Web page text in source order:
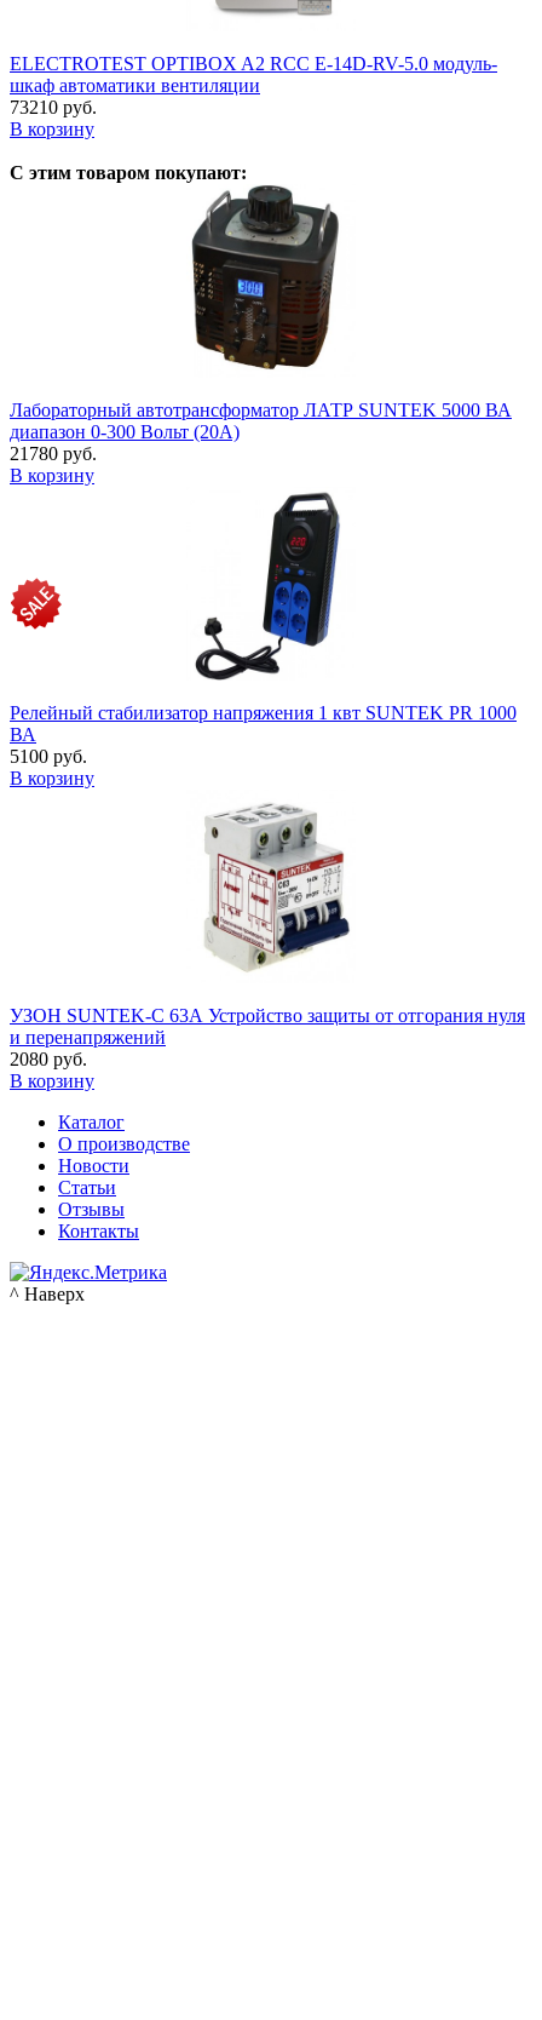
ELECTROTEST OPTIBOX A2 RCC E-14D-RV-5.0 модуль-
шкаф автоматики вентиляции
73210 руб.
В корзину
С этим товаром покупают:
Лабораторный автотрансформатор ЛАТР SUNTEK 5000 ВА
диапазон 0-300 Вольт (20А)
21780 руб.
В корзину
Релейный стабилизатор напряжения 1 квт SUNTEK PR 1000
ВА
5100 руб.
В корзину
УЗОН SUNTEK-C 63А Устройство защиты от отгорания нуля
и перенапряжений
2080 руб.
В корзину
Каталог
О производстве
Новости
Статьи
Отзывы
Контакты
^ Наверх